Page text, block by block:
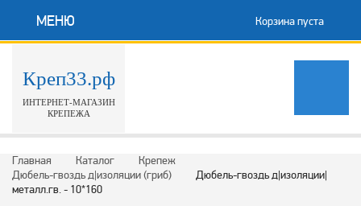
МЕНЮ Корзина пуста
Креп33.рф
ИНТЕРНЕТ-МАГАЗИН
КРЕПЕЖА
Главная Каталог
Крепеж
Дюбель-гвоздь д|изоляции (гриб)
Дюбель-гвоздь д|изоляции|
металл.гв. - 10*160